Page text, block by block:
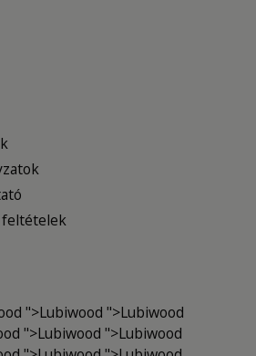
feltételek
">Lubiwood ">Lubiwood
">Lubiwood ">Lubiwood